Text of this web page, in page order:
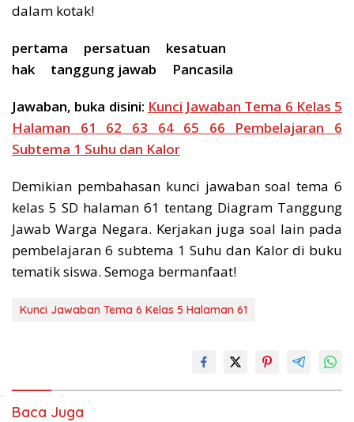
dalam kotak!
pertama persatuan kesatuan
hak tanggung jawab Pancasila
Jawaban, buka disini: Kunci Jawaban Tema 6 Kelas 5
Halaman 61 62 63 64 65 66 Pembelajaran 6
Subtema 1 Suhu dan Kalor
Demikian pembahasan kunci jawaban soal tema 6
kelas 5 SD halaman 61 tentang Diagram Tanggung
Jawab Warga Negara. Kerjakan juga soal lain pada
pembelajaran 6 subtema 1 Suhu dan Kalor di buku
tematik siswa. Semoga bermanfaat!
Kunci Jawaban Tema 6 Kelas 5 Halaman 61
Baca Juga